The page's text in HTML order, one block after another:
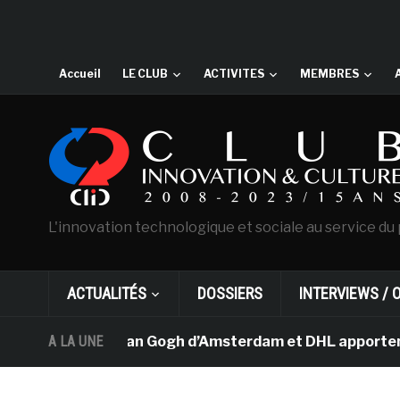
Accueil LE CLUB ACTIVITES MEMBRES
L'innovation technologique et sociale au service
ACTUALITÉS DOSSIERS INTERVIEWS /
A LA UNE
Le musée Van Gogh d’Amsterdam et DHL